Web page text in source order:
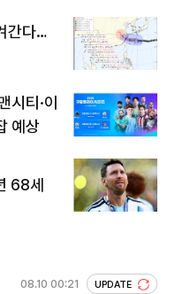
간다…
시티·이
예상
68세
08.10 00:21 UPDATE